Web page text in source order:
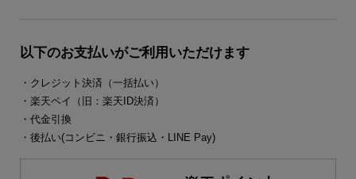
以下のお支払いがご利用いただけます
・クレジット決済（一括払い）
・楽天ペイ（旧：楽天ID決済）
・代金引換
・後払い(コンビニ・銀行振込・LINE Pay)